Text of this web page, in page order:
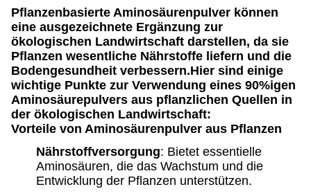
Pflanzenbasierte Aminosäurenpulver können
eine ausgezeichnete Ergänzung zur
ökologischen Landwirtschaft darstellen, da sie
Pflanzen wesentliche Nährstoffe liefern und die
Bodengesundheit verbessern.Hier sind einige
wichtige Punkte zur Verwendung eines 90%igen
Aminosäurepulvers aus pflanzlichen Quellen in
der ökologischen Landwirtschaft:
Vorteile von Aminosäurenpulver aus Pflanzen
Nährstoffversorgung: Bietet essentielle
Aminosäuren, die das Wachstum und die
Entwicklung der Pflanzen unterstützen.